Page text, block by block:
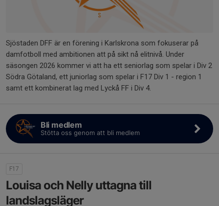
Sjöstaden DFF är en förening i Karlskrona som fokuserar på
damfotboll med ambitionen att på sikt nå elitnivå. Under
säsongen 2026 kommer vi att ha ett seniorlag som spelar i Div 2
Södra Götaland, ett juniorlag som spelar i F17 Div 1 - region 1
samt ett kombinerat lag med Lyckå FF i Div 4.
Bli medlem
Stötta oss genom att bli medlem
F17
Louisa och Nelly uttagna till
landslagsläger